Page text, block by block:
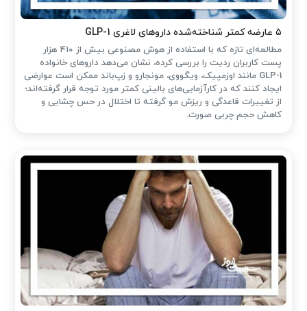
۵ عارضه کمتر شناخته‌شده داروهای لاغری GLP-1
مطالعه‌ای تازه که با استفاده از هوش مصنوعی بیش از ۴۱۰ هزار
پست کاربران ردیت را بررسی کرده، نشان می‌دهد داروهای خانواده
GLP-1 مانند اوزمپیک، ویگووی، مونجارو و زپ‌باند ممکن است عوارضی
ایجاد کنند که در کارآزمایی‌های بالینی کمتر مورد توجه قرار گرفته‌اند؛
از تغییرات قاعدگی و ریزش مو گرفته تا اختلال در حس چشایی و
کاهش حجم چربی صورت.